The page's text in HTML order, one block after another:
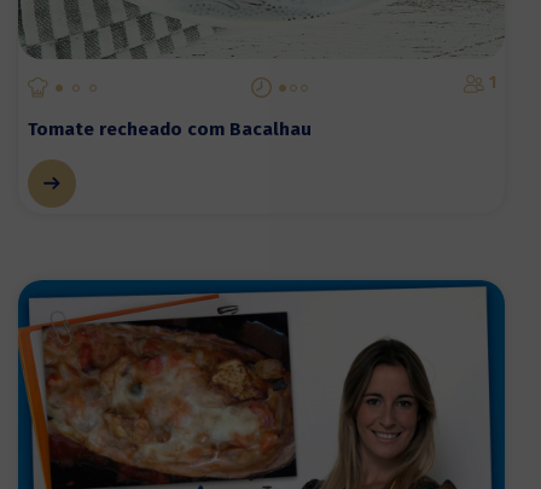
1
Tomate recheado com Bacalhau